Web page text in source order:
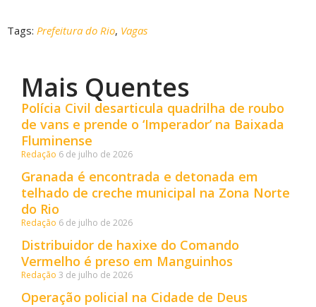
Tags: Prefeitura do Rio, Vagas
Mais Quentes
Polícia Civil desarticula quadrilha de roubo
de vans e prende o ‘Imperador’ na Baixada
Fluminense
Redação 6 de julho de 2026
Granada é encontrada e detonada em
telhado de creche municipal na Zona Norte
do Rio
Redação 6 de julho de 2026
Distribuidor de haxixe do Comando
Vermelho é preso em Manguinhos
Redação 3 de julho de 2026
Operação policial na Cidade de Deus